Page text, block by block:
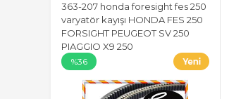
363-207 honda foresight fes 250
varyatör kayışı HONDA FES 250
FORSIGHT PEUGEOT SV 250
PIAGGIO X9 250
%36